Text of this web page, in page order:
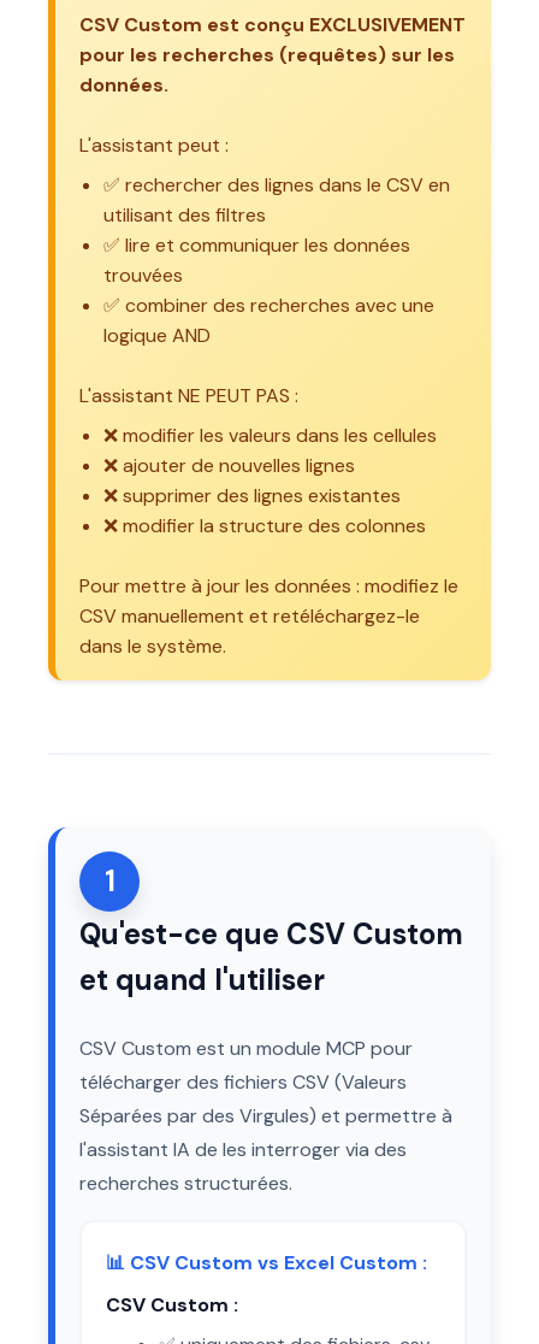
CSV Custom est conçu EXCLUSIVEMENT
pour les recherches (requêtes) sur les
données.
L'assistant peut :
✅ rechercher des lignes dans le CSV en
utilisant des filtres
✅ lire et communiquer les données
trouvées
✅ combiner des recherches avec une
logique AND
L'assistant NE PEUT PAS :
❌ modifier les valeurs dans les cellules
❌ ajouter de nouvelles lignes
❌ supprimer des lignes existantes
❌ modifier la structure des colonnes
Pour mettre à jour les données : modifiez le
CSV manuellement et retéléchargez-le
dans le système.
1
Qu'est-ce que CSV Custom
et quand l'utiliser
CSV Custom est un module MCP pour
télécharger des fichiers CSV (Valeurs
Séparées par des Virgules) et permettre à
l'assistant IA de les interroger via des
recherches structurées.
📊 CSV Custom vs Excel Custom :
CSV Custom :